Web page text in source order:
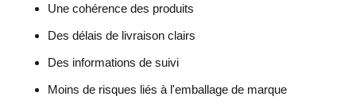
Une cohérence des produits
Des délais de livraison clairs
Des informations de suivi
Moins de risques liés à l'emballage de marque